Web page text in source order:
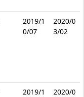
2019/1
0/07
2020/0
3/02
2019/1
2020/0